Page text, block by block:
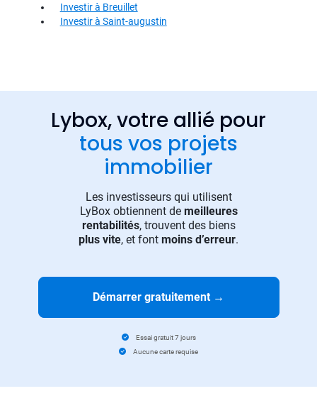
Investir à Breuillet
Investir à Saint-augustin
Lybox, votre allié pour
tous vos projets
immobilier
Les investisseurs qui utilisent
LyBox obtiennent de meilleures
rentabilités, trouvent des biens
plus vite, et font moins d’erreur.
Démarrer gratuitement →
Essai gratuit 7 jours
Aucune carte requise